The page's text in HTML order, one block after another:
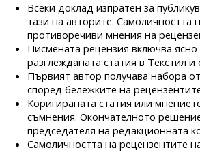
Всеки доклад изпратен за
тази на авторите. Самоличността
противоречиви мнения на
Писмената рецензия включва
разглежданата статия в Текстил
Първият автор получава набора
според бележките на
Коригираната статия или
съмнения. Окончателното
председателя на редакционната
Самоличността на рецензентите